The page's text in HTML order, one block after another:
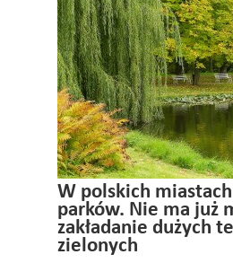
W polskich
parków. Nie ma już
zakładanie dużych
zielonych